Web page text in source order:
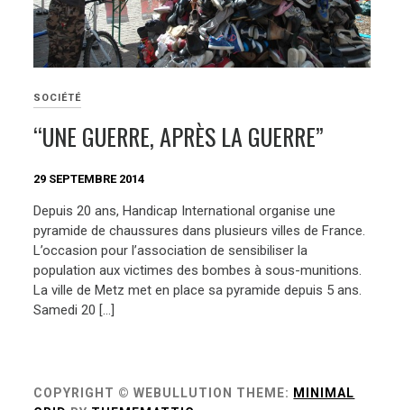
SOCIÉTÉ
“UNE GUERRE, APRÈS LA GUERRE”
29 SEPTEMBRE 2014
Depuis 20 ans, Handicap International organise une
pyramide de chaussures dans plusieurs villes de France.
L’occasion pour l’association de sensibiliser la
population aux victimes des bombes à sous-munitions.
La ville de Metz met en place sa pyramide depuis 5 ans.
Samedi 20 […]
COPYRIGHT © WEBULLUTION THEME: MINIMAL